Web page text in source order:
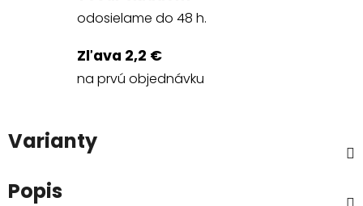
odosielame do 48 h.
Zľava 2,2 €
na prvú objednávku
Varianty
Popis